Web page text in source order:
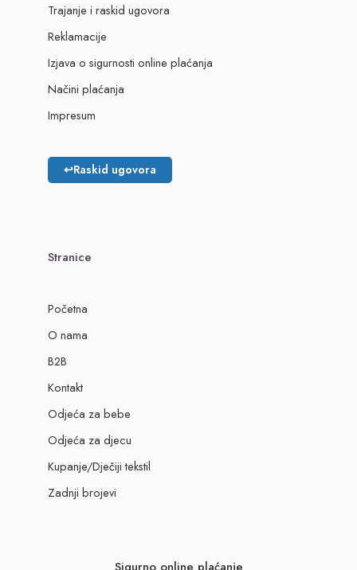
Trajanje i raskid ugovora
Reklamacije
Izjava o sigurnosti online plaćanja
Načini plaćanja
Impresum
↩Raskid ugovora
Stranice
Početna
O nama
B2B
Kontakt
Odjeća za bebe
Odjeća za djecu
Kupanje/Dječiji tekstil
Zadnji brojevi